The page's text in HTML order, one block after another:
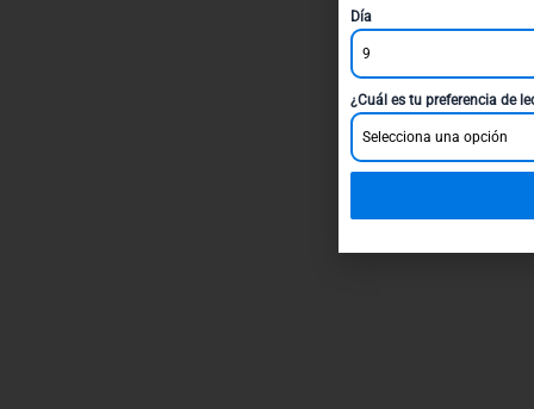
Día
9
¿Cuál es tu preferencia de
Selecciona una opción